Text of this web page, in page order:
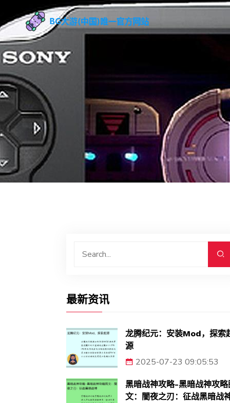
最新资讯
龙腾纪元：安装Mod，探索
源
2025-07-23 09:05:53
黑暗战神攻略-黑暗战神攻略
文：闇夜之刃：征战黑暗战